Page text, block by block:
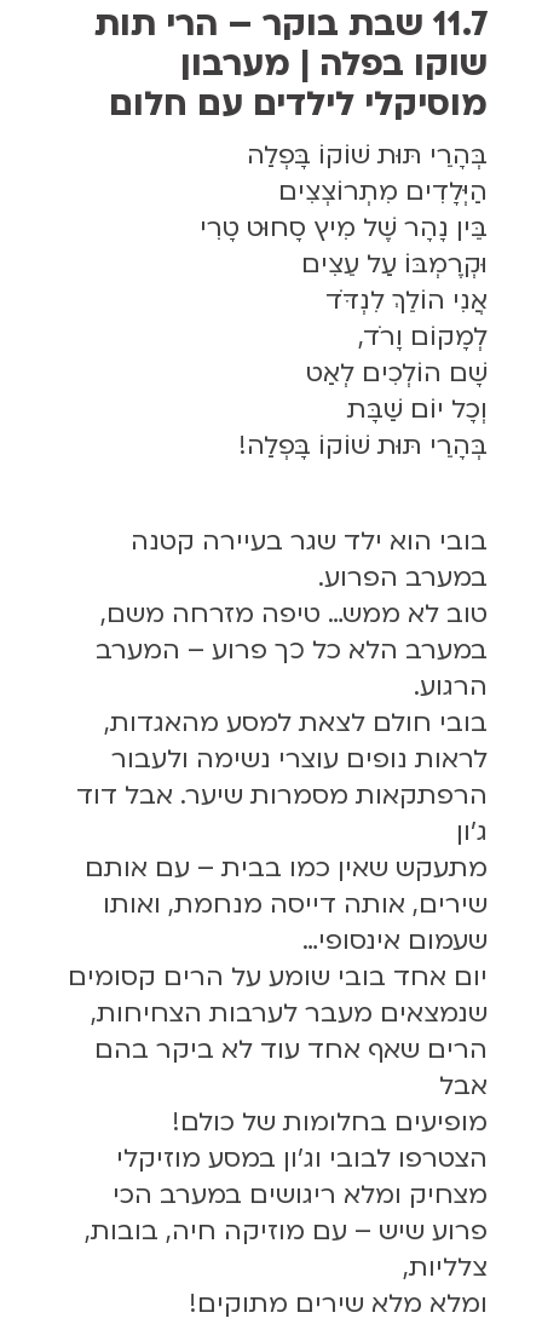
11.7 שבת בוקר – הרי תות
שוקו בפלה | מערבון
מוסיקלי לילדים עם חלום
בְּהָרֵי תּוּת שׁוֹקוֹ בָּפְלַה
הַיְּלָדִים מִתְרוֹצְצִים
בֵּין נָהָר שֶׁל מִיץ סָחוּט טָרִי
וּקְרֶמְבּוֹ עַל עֵצִים
אֲנִי הוֹלֵךְ לִנְדֹּד
לְמָקוֹם וָרֹד,
שָׁם הוֹלְכִים לְאַט
וְכָל יוֹם שַׁבָּת
בְּהָרֵי תּוּת שׁוֹקוֹ בָּפְלַה!
בובי הוא ילד שגר בעיירה קטנה
במערב הפרוע.
טוב לא ממש… טיפה מזרחה משם,
במערב הלא כל כך פרוע – המערב
הרגוע.
בובי חולם לצאת למסע מהאגדות,
לראות נופים עוצרי נשימה ולעבור
הרפתקאות מסמרות שיער. אבל דוד
ג'ון
מתעקש שאין כמו בבית – עם אותם
שירים, אותה דייסה מנחמת, ואותו
שעמום אינסופי…
יום אחד בובי שומע על הרים קסומים
שנמצאים מעבר לערבות הצחיחות,
הרים שאף אחד עוד לא ביקר בהם
אבל
מופיעים בחלומות של כולם!
הצטרפו לבובי וג'ון במסע מוזיקלי
מצחיק ומלא ריגושים במערב הכי
פרוע שיש – עם מוזיקה חיה, בובות,
צלליות,
ומלא מלא שירים מתוקים!